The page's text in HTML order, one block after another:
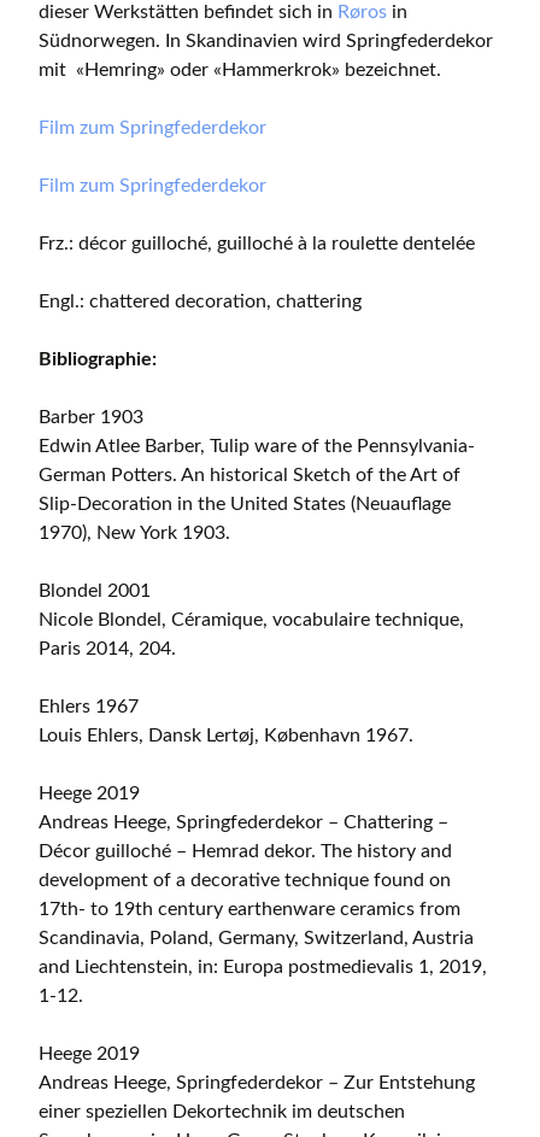
dieser Werkstätten befindet sich in Røros in
Südnorwegen. In Skandinavien wird Springfederdekor
mit «Hemring» oder «Hammerkrok» bezeichnet.
Film zum Springfederdekor
Film zum Springfederdekor
Frz.: décor guilloché, guilloché à la roulette dentelée
Engl.: chattered decoration, chattering
Bibliographie:
Barber 1903
Edwin Atlee Barber, Tulip ware of the Pennsylvania-
German Potters. An historical Sketch of the Art of
Slip-Decoration in the United States (Neuauflage
1970), New York 1903.
Blondel 2001
Nicole Blondel, Céramique, vocabulaire technique,
Paris 2014, 204.
Ehlers 1967
Louis Ehlers, Dansk Lertøj, København 1967.
Heege 2019
Andreas Heege, Springfederdekor – Chattering –
Décor guilloché – Hemrad dekor. The history and
development of a decorative technique found on
17th- to 19th century earthenware ceramics from
Scandinavia, Poland, Germany, Switzerland, Austria
and Liechtenstein, in: Europa postmedievalis 1, 2019,
1-12.
Heege 2019
Andreas Heege, Springfederdekor – Zur Entstehung
einer speziellen Dekortechnik im deutschen